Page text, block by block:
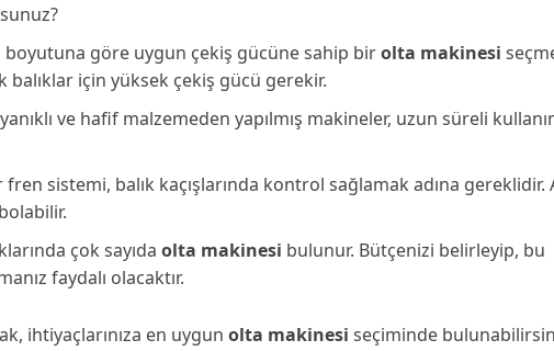
boyutuna göre uygun çekiş gücüne sahip birolta makinesi
balıklar için yüksek çekiş gücü gerekir.
ve hafif malzemeden yapılmış makineler, uzun süreli
fren sistemi, balık kaçışlarında kontrol sağlamak adına gereklidir.
çok sayıda olta makinesi bulunur. Bütçenizi belirleyip, bu
faydalı olacaktır.
ihtiyaçlarınıza en uygun olta makinesi seçiminde